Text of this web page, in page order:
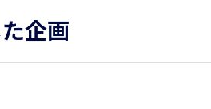
企画